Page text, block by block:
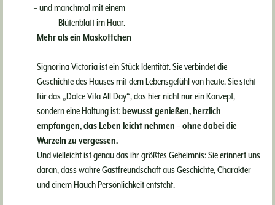
– und manchmal mit einem
Blütenblatt im Haar.
Mehr als ein Maskottchen
Signorina Victoria ist ein Stück Identität. Sie verbindet die
Geschichte des Hauses mit dem Lebensgefühl von heute. Sie steht
für das „Dolce Vita All Day“, das hier nicht nur ein Konzept,
sondern eine Haltung ist: bewusst genießen, herzlich
empfangen, das Leben leicht nehmen – ohne dabei die
Wurzeln zu vergessen.
Und vielleicht ist genau das ihr größtes Geheimnis: Sie erinnert uns
daran, dass wahre Gastfreundschaft aus Geschichte, Charakter
und einem Hauch Persönlichkeit entsteht.
Bella Posta in Oberbozen wieder
geöffnet. Doch statt das
bestehende Haus einfach zu
anderes: es neu zu denken. Nicht
lauter, nicht größer. Sondern
leichter.
WEITERLESEN